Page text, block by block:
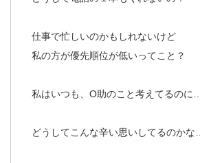
仕事で忙しいのかもしれないけど
私の方が優先順位が低いってこと？
私はいつも、O助のこと考えてるのに…
どうしてこんな辛い思いしてるのかな…